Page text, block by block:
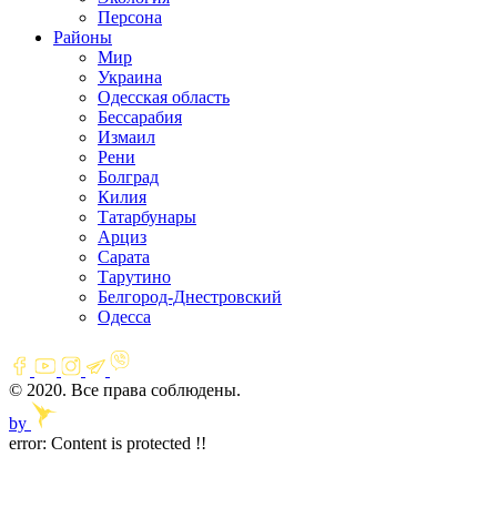
Персона
Районы
Мир
Украина
Одесская область
Бессарабия
Измаил
Рени
Болград
Килия
Татарбунары
Арциз
Сарата
Тарутино
Белгород-Днестровский
Одесса
© 2020. Все права соблюдены.
by
error: Content is protected !!